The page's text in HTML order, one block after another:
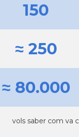
150
≈ 250
≈ 80.000
vols saber com va